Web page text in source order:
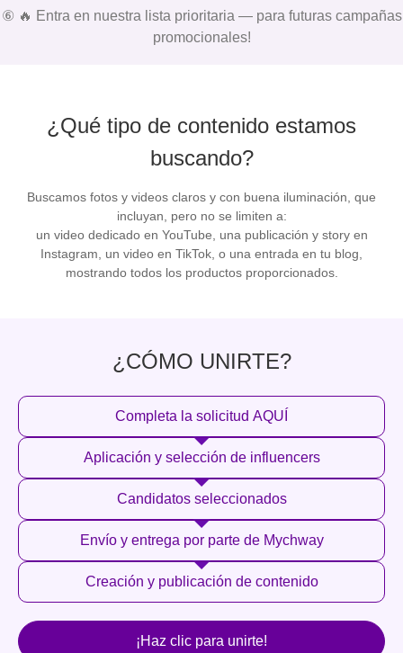
⑥ 🔥 Entra en nuestra lista prioritaria — para futuras campañas
promocionales!
¿Qué tipo de contenido estamos
buscando?
Buscamos fotos y videos claros y con buena iluminación, que
incluyan, pero no se limiten a:
un video dedicado en YouTube, una publicación y story en
Instagram, un video en TikTok, o una entrada en tu blog,
mostrando todos los productos proporcionados.
¿CÓMO UNIRTE?
Completa la solicitud AQUÍ
Aplicación y selección de influencers
Candidatos seleccionados
Envío y entrega por parte de Mychway
Creación y publicación de contenido
¡Haz clic para unirte!